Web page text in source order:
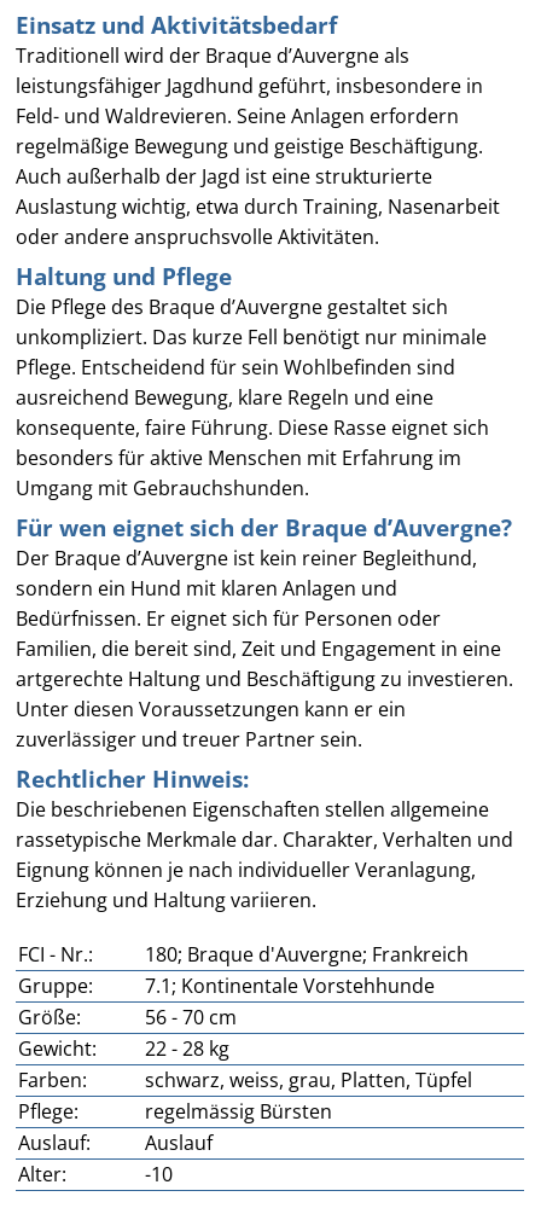
Einsatz und Aktivitätsbedarf
Traditionell wird der Braque d’Auvergne als
leistungsfähiger Jagdhund geführt, insbesondere in
Feld- und Waldrevieren. Seine Anlagen erfordern
regelmäßige Bewegung und geistige Beschäftigung.
Auch außerhalb der Jagd ist eine strukturierte
Auslastung wichtig, etwa durch Training, Nasenarbeit
oder andere anspruchsvolle Aktivitäten.
Haltung und Pflege
Die Pflege des Braque d’Auvergne gestaltet sich
unkompliziert. Das kurze Fell benötigt nur minimale
Pflege. Entscheidend für sein Wohlbefinden sind
ausreichend Bewegung, klare Regeln und eine
konsequente, faire Führung. Diese Rasse eignet sich
besonders für aktive Menschen mit Erfahrung im
Umgang mit Gebrauchshunden.
Für wen eignet sich der Braque d’Auvergne?
Der Braque d’Auvergne ist kein reiner Begleithund,
sondern ein Hund mit klaren Anlagen und
Bedürfnissen. Er eignet sich für Personen oder
Familien, die bereit sind, Zeit und Engagement in eine
artgerechte Haltung und Beschäftigung zu investieren.
Unter diesen Voraussetzungen kann er ein
zuverlässiger und treuer Partner sein.
Rechtlicher Hinweis:
Die beschriebenen Eigenschaften stellen allgemeine
rassetypische Merkmale dar. Charakter, Verhalten und
Eignung können je nach individueller Veranlagung,
Erziehung und Haltung variieren.
FCI - Nr.:
180; Braque d'Auvergne; Frankreich
Gruppe:
7.1; Kontinentale Vorstehhunde
Größe:
56 - 70 cm
Gewicht:
22 - 28 kg
Farben:
schwarz, weiss, grau, Platten, Tüpfel
Pflege:
regelmässig Bürsten
Auslauf:
Auslauf
Alter:
-10